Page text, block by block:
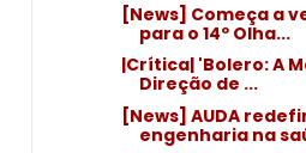
[News] Começa a
para o 14º Olha...
|Crítica| 'Bolero: A
Direção de ...
[News] AUDA
engenharia na